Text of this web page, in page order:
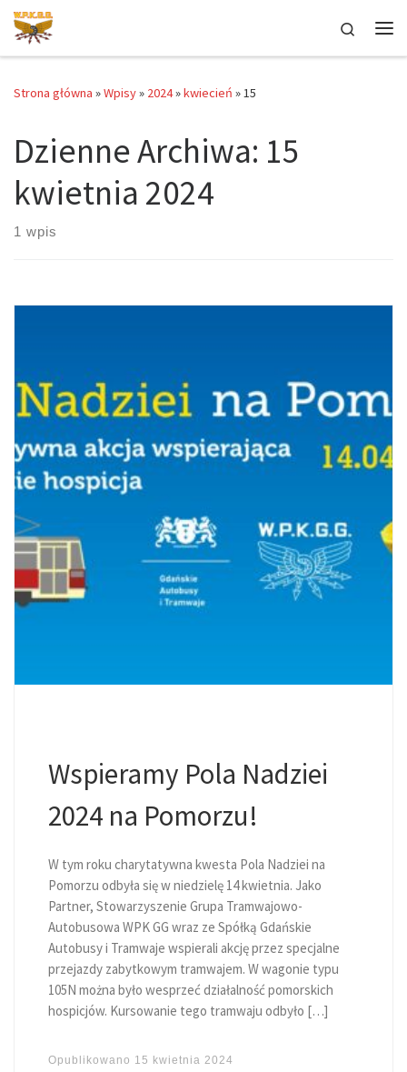
Przejdź do treści
Search
Strona główna »Wpisy» 2024»kwiecień »15
Dzienne Archiwa: 15
kwietnia 2024
1 wpis
Wspieramy Pola Nadziei
2024 na Pomorzu!
W tym roku charytatywna kwesta Pola Nadziei na
Pomorzu odbyła się w niedzielę 14 kwietnia. Jako
Partner, Stowarzyszenie Grupa Tramwajowo-
Autobusowa WPK GG wraz ze Spółką Gdańskie
Autobusy i Tramwaje wspierali akcję przez specjalne
przejazdy zabytkowym tramwajem. W wagonie typu
105N można było wesprzeć działalność pomorskich
hospicjów. Kursowanie tego tramwaju odbyło […]
Opublikowano 15 kwietnia 2024